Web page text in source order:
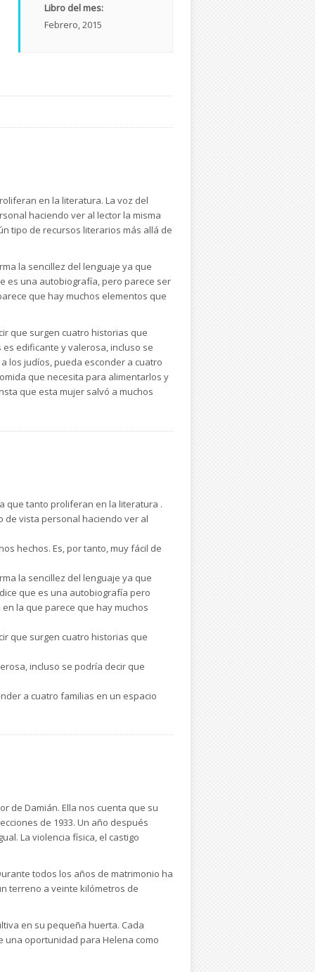
Libro del mes:
Febrero, 2015
en la literatura. La voz del
haciendo ver al lector la misma
tipo de recursos literarios más allá de
la sencillez del lenguaje ya que
es una autobiografía, pero parece ser
que hay muchos elementos que
que surgen cuatro historias que
edificante y valerosa, incluso se
los judíos, pueda esconder a cuatro
que necesita para alimentarlos y
que esta mujer salvó a muchos
de forma inverosímil. Es
por sus muchos valores y
más que una novela. Puede
que tanto proliferan en la literatura .
de vista personal haciendo ver al
hechos. Es, por tanto, muy fácil de
la sencillez del lenguaje ya que
que es una autobiografía pero
la que parece que hay muchos
que surgen cuatro historias que
incluso se podría decir que
a cuatro familias en un espacio
alimentarlos y todos los movimientos
una sola voz. No hay matices.
punto de vista literario se trata de
de Damián. Ella nos cuenta que su
de 1933. Un año después
La violencia física, el castigo
todos los años de matrimonio ha
terreno a veinte kilómetros de
en su pequeña huerta. Cada
una oportunidad para Helena como